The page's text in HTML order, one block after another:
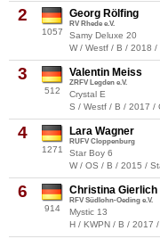
2
1057
Georg Rölfing
RV Rhede e.V.
Samy Deluxe 20
W / Westf / B / 2018 /
3
512
Valentin Meiss
ZRFV Legden e.V.
Crystal E
S / Westf / B / 2017 /
4
1271
Lara Wagner
RUFV Cloppenburg
Star Boy 6
W / OS / B / 2015 /
6
914
Christina Gierlich
RFV Südlohn-Oeding e.V.
Mystic 13
H / KWPN / B / 2017